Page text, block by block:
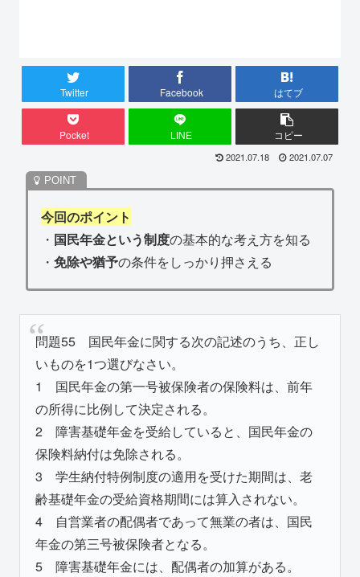
Twitter Facebook はてブ
Pocket LINE コピー
2021.07.18 2021.07.07
今回のポイント
・ 国民年金という制度の基本的な考え方を知る
・ 免除や猶予の条件をしっかり押さえる
問題55 国民年金に関する次の記述のうち、正し
いものを1つ選びなさい。
1 国民年金の第一号被保険者の保険料は、前年
の所得に比例して決定される。
2 障害基礎年金を受給していると、国民年金の
保険料納付は免除される。
3 学生納付特例制度の適用を受けた期間は、老
齢基礎年金の受給資格期間には算入されない。
4 自営業者の配偶者であって無業の者は、国民
年金の第三号被保険者となる。
5 障害基礎年金には、配偶者の加算がある。